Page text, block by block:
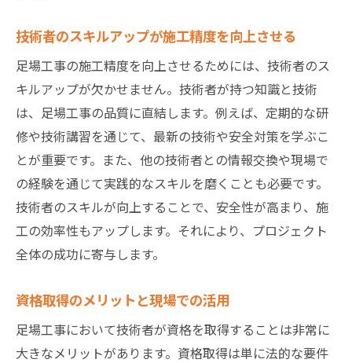
技術者のスキルアップが施工精度を向上させる
足場工事の施工精度を向上させるためには、技術者のス
キルアップが欠かせません。技術者が持つ知識と技術
は、足場工事の品質に直結します。例えば、定期的な研
修や技術講習を通じて、最新の技術や安全対策を学ぶこ
とが重要です。また、他の技術者との情報交換や現場で
の経験を通じて実践的なスキルを磨くことも必要です。
技術者のスキルが向上することで、安全性が高まり、施
工の効率性もアップします。それにより、プロジェクト
全体の成功に寄与します。
資格取得のメリットと現場での活用
足場工事において技術者が資格を取得することは非常に
大きなメリットがあります。資格取得は単に法的な要件